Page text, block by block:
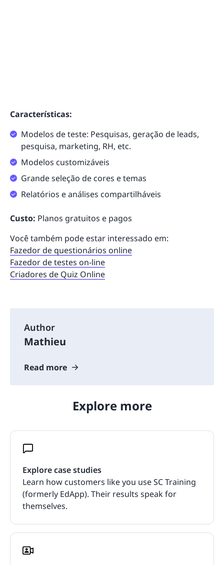
Características:
Modelos de teste: Pesquisas, geração de leads,
pesquisa, marketing, RH, etc.
Modelos customizáveis
Grande seleção de cores e temas
Relatórios e análises compartilháveis
Custo: Planos gratuitos e pagos
Você também pode estar interessado em:
Fazedor de questionários online
Fazedor de testes on-line
Criadores de Quiz Online
Author
Mathieu
Read more
Explore more
Explore case studies
Learn how customers like you use SC Training
(formerly EdApp). Their results speak for
themselves.